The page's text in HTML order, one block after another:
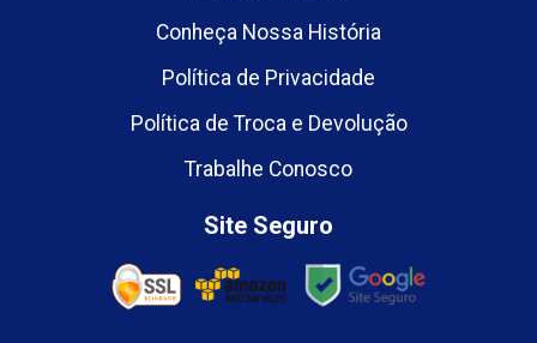
Conheça Nossa História
Política de Privacidade
Política de Troca e Devolução
Trabalhe Conosco
Site Seguro